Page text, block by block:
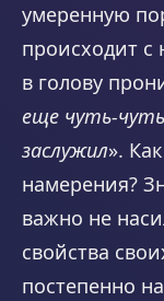
умеренную
происходит с
в голову
еще чуть-
заслужил».
намерения?
важно не
свойства
постепенно